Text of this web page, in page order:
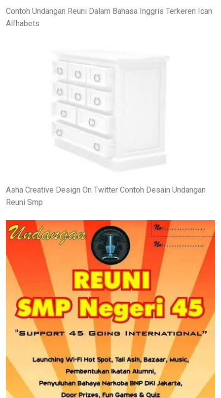
Contoh Undangan Reuni Dalam Bahasa Inggris Terkeren Ican
Alfhabets
Asha Creative Design On Twitter Contoh Desain Undangan
Reuni Smp